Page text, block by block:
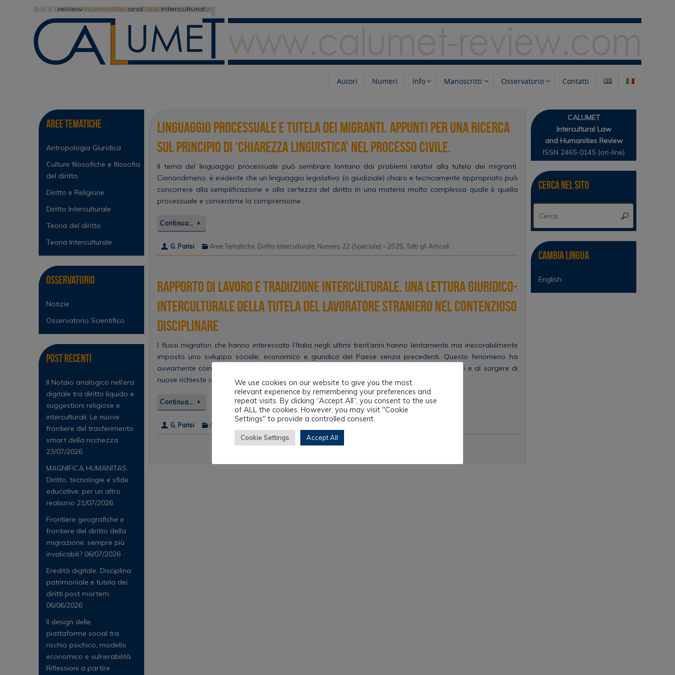
Autori Numeri Info Manoscritti Osservatorio Contatti
Linguaggio processuale e tutela dei migranti. Appunti per una ricerca
sul principio di ‘chiarezza linguistica’ nel processo civile.
Il tema del linguaggio processuale può sembrare lontano dai problemi relativi alla tutela dei migranti.
Cionondimeno, è evidente che un linguaggio legislativo (o giudiziale) chiaro e tecnicamente appropriato può
concorrere alla semplificazione e alla certezza del diritto in una materia molto complessa quale è quella
processuale e consentirne la comprensione…
Continua…
G. Parisi Aree Tematiche, Diritto Interculturale, Numero 22 (Speciale) – 2025,Tutti gli Articoli
Rapporto di lavoro e traduzione interculturale. Una lettura giuridico-
interculturale della tutela del lavoratore straniero nel contenzioso
disciplinare
I flussi migratori che hanno interessato l’Italia negli ultimi trent’anni hanno lentamente ma inesorabilmente
imposto uno sviluppo sociale, economico e giuridico del Paese senza precedenti. Questo fenomeno ha
ovviamente coinvolto l’area del lavoro, che nel tempo ha dovuto far fronte a nuovi bisogni e al sorgere di
nuove richieste di…
Continua…
G. Parisi Aree Tematiche ,Diritto Interculturale
Aree tematiche
Antropologia Giuridica
Culture filosofiche e filosofia
del diritto
Diritto e Religione
Diritto Interculturale
Teoria del diritto
Teoria Interculturale
Osservatorio
Notizie
Osservatorio Scientifico
Post Recenti
Il Notaio analogico nell’era
digitale tra diritto liquido e
suggestioni religiose e
interculturali. Le nuove
frontiere del trasferimento
smart della ricchezza
23/07/2026
MAGNIFICA HUMANITAS.
Diritto, tecnologie e sfide
educative: per un altro
realismo 21/07/2026
Frontiere geografiche e
frontiere del diritto della
migrazione: sempre più
invalicabili? 06/07/2026
Eredità digitale. Disciplina
patrimoniale e tutela dei
diritti post mortem.
06/06/2026
Il design delle
piattaforme social tra
rischio psichico, modello
economico e vulnerabilità.
Riflessioni a partire
CALUMET
Intercultural Law
and Humanities Review
ISSN 2465-0145 (on-line)
Cerca nel sito
Cerca
Cambia lingua
English
We use cookies on our website to give you the most
relevant experience by remembering your preferences and
repeat visits. By clicking “Accept All”, you consent to the use
of ALL the cookies. However, you may visit "Cookie
Settings" to provide a controlled consent.
Cookie Settings Accept All